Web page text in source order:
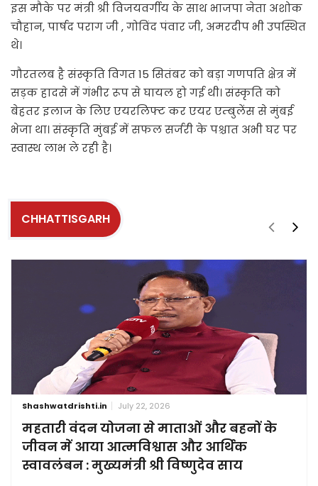
इस मौके पर मंत्री श्री विजयवर्गीय के साथ भाजपा नेता अशोक
चौहान, पार्षद पराग जी , गोविंद पंवार जी, अमरदीप भी उपस्थित
थे।
गौरतलब है संस्कृति विगत 15 सितंबर को बड़ा गणपति क्षेत्र में
सड़क हादसे में गंभीर रूप से घायल हो गई थी। संस्कृति को
बेहतर इलाज के लिए एयरलिफ्ट कर एयर एम्बुलेंस से मुंबई
भेजा था। संस्कृति मुंबई में सफल सर्जरी के पश्चात अभी घर पर
स्वास्थ लाभ ले रही है।
CHHATTISGARH
Shashwatdrishti.in July 22, 2026
महतारी वंदन योजना से माताओं और बहनों के
जीवन में आया आत्मविश्वास और आर्थिक
स्वावलंबन : मुख्यमंत्री श्री विष्णुदेव साय